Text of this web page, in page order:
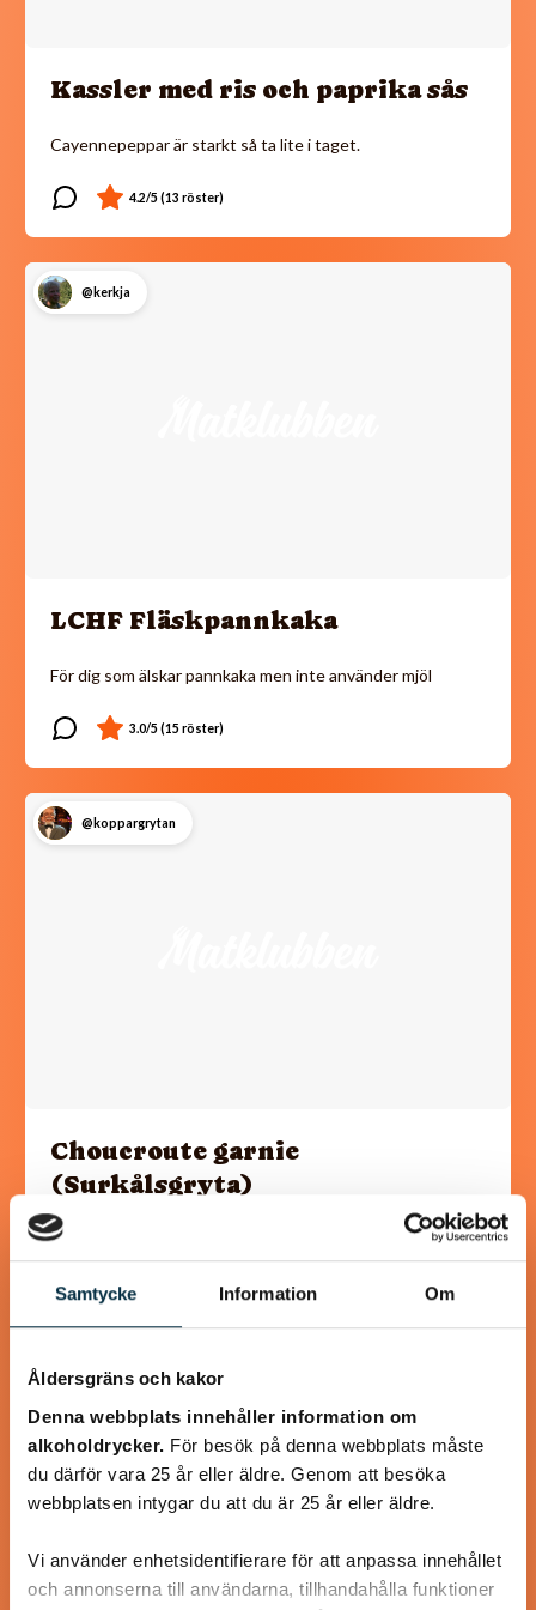
Samtycke Information Om
Åldersgräns och kakor
Denna webbplats innehåller information om
alkoholdrycker. För besök på denna webbplats måste
du därför vara 25 år eller äldre. Genom att besöka
webbplatsen intygar du att du är 25 år eller äldre.
Vi använder enhetsidentifierare för att anpassa innehållet
och annonserna till användarna, tillhandahålla funktioner
Kassler med ris och paprika sås
Cayennepeppar är starkt så ta lite i taget.
@kerkja
LCHF Fläskpannkaka
För dig som älskar pannkaka men inte använder mjöl
@koppargrytan
Choucroute garnie
(Surkålsgryta)
Den berömda surkålsgrytan från Alsace är underbar
vintermat, lika god för humöret som för kroppen. Koktiden
är lång men grytan går bra att förbereda…
@puntella